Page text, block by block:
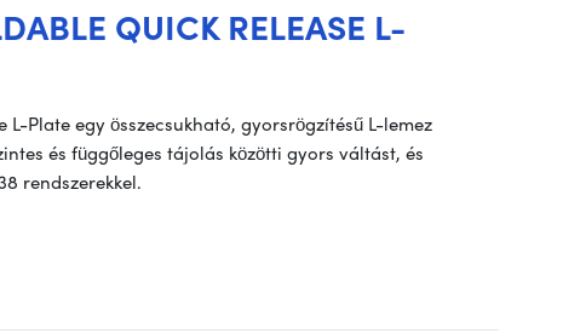
QUICK RELEASE L-
L-Plate egy összecsukható, gyorsrögzítésű L-lemez
és függőleges tájolás közötti gyors váltást, és
rendszerekkel.